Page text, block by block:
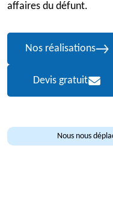
affaires du défunt.
Nos réalisations
Devis gratuit
Nous nous